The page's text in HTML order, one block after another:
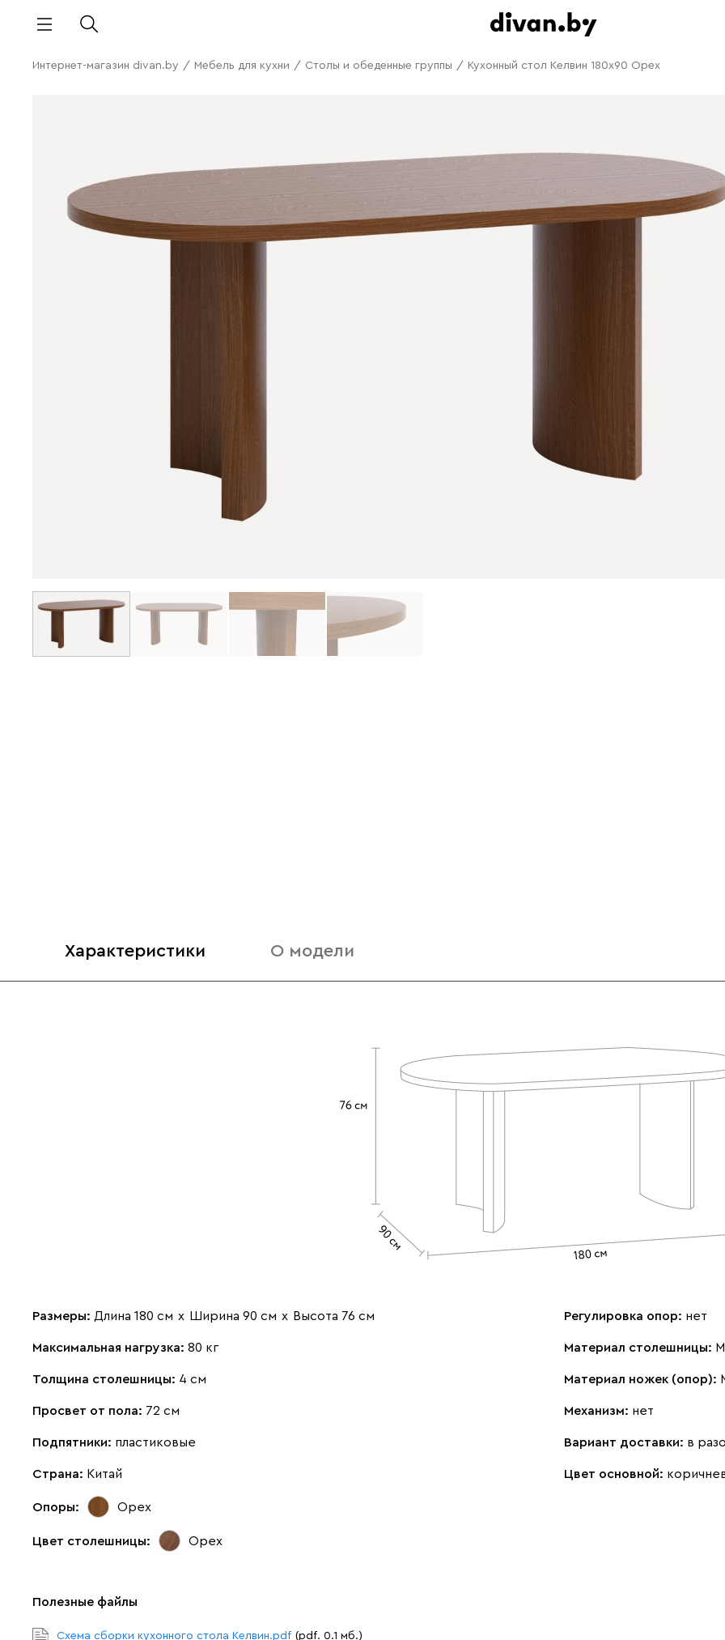
Интернет-магазин divan.by / Мебель для кухни / Столы и обеденные группы / Кухонный стол Келвин 180x90 Орех
Характеристики О модели
Размеры: Длина 180 см х Ширина 90 см х Высота 76 см
Максимальная нагрузка: 80 кг
Толщина столешницы: 4 см
Просвет от пола: 72 см
Подпятники: пластиковые
Страна: Китай
Опоры: Орех
Цвет столешницы: Орех
Регулировка опор: нет
Материал столешницы:
Материал ножек (опор):
Механизм: нет
Вариант доставки: в
Цвет основной:
Полезные файлы
Схема сборки кухонного стола Келвин.pdf (pdf. 0.1 мб.)